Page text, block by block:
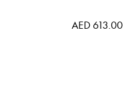
AED 613.00